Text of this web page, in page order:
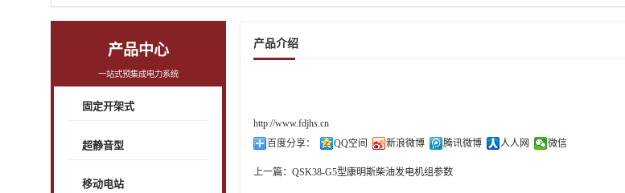
产品中心
一站式预集成电力系统
固定开架式
超静音型
移动电站
产品介绍
http://www.fdjhs.cn
百度分享：
QQ空间 新浪微博 腾讯微博 人人网 微信
上一篇：QSK38-G5型康明斯柴油发电机组参数